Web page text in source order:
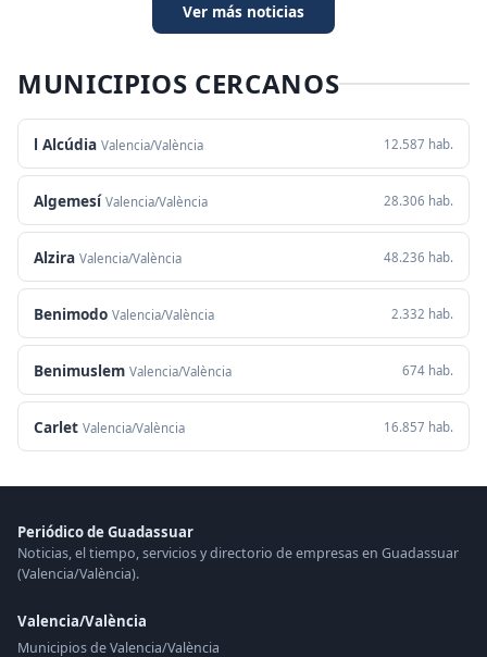
Ver más noticias
MUNICIPIOS CERCANOS
l Alcúdia Valencia/València 12.587 hab.
Algemesí Valencia/València 28.306 hab.
Alzira Valencia/València 48.236 hab.
Benimodo Valencia/València 2.332 hab.
Benimuslem Valencia/València 674 hab.
Carlet Valencia/València 16.857 hab.
Periódico de Guadassuar
Noticias, el tiempo, servicios y directorio de empresas en Guadassuar
(Valencia/València).
Valencia/València
Municipios de Valencia/València